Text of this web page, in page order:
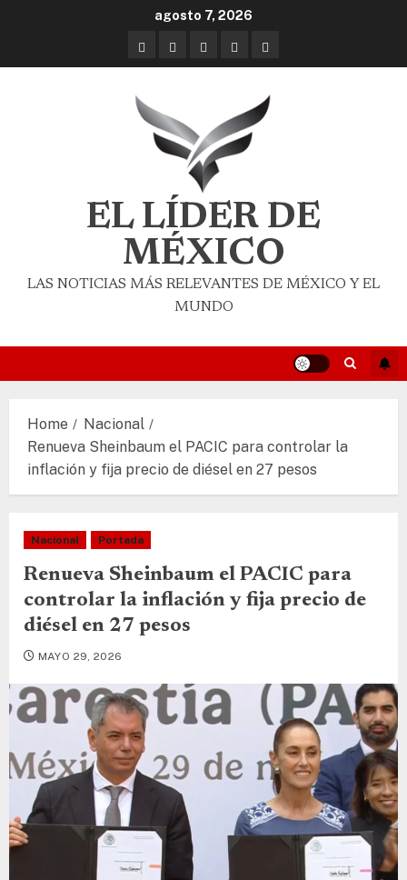
agosto 7, 2026
EL LÍDER DE
MÉXICO
LAS NOTICIAS MÁS RELEVANTES DE MÉXICO Y EL
MUNDO
Home
Nacional
Renueva Sheinbaum el PACIC para controlar la
inflación y fija precio de diésel en 27 pesos
Nacional Portada
Renueva Sheinbaum el PACIC para
controlar la inflación y fija precio de
diésel en 27 pesos
MAYO 29, 2026